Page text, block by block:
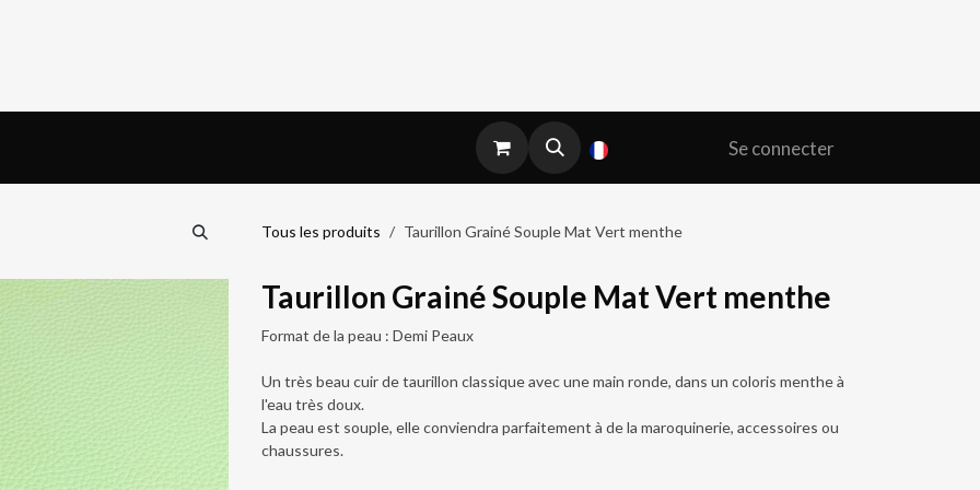
Se connecter
Tous les produits Taurillon Grainé Souple Mat Vert menthe
Taurillon Grainé Souple Mat Vert menthe
Format de la peau : Demi Peaux
Un très beau cuir de taurillon classique avec une main ronde, dans un coloris menthe à
l'eau très doux.
La peau est souple, elle conviendra parfaitement à de la maroquinerie, accessoires ou
chaussures.